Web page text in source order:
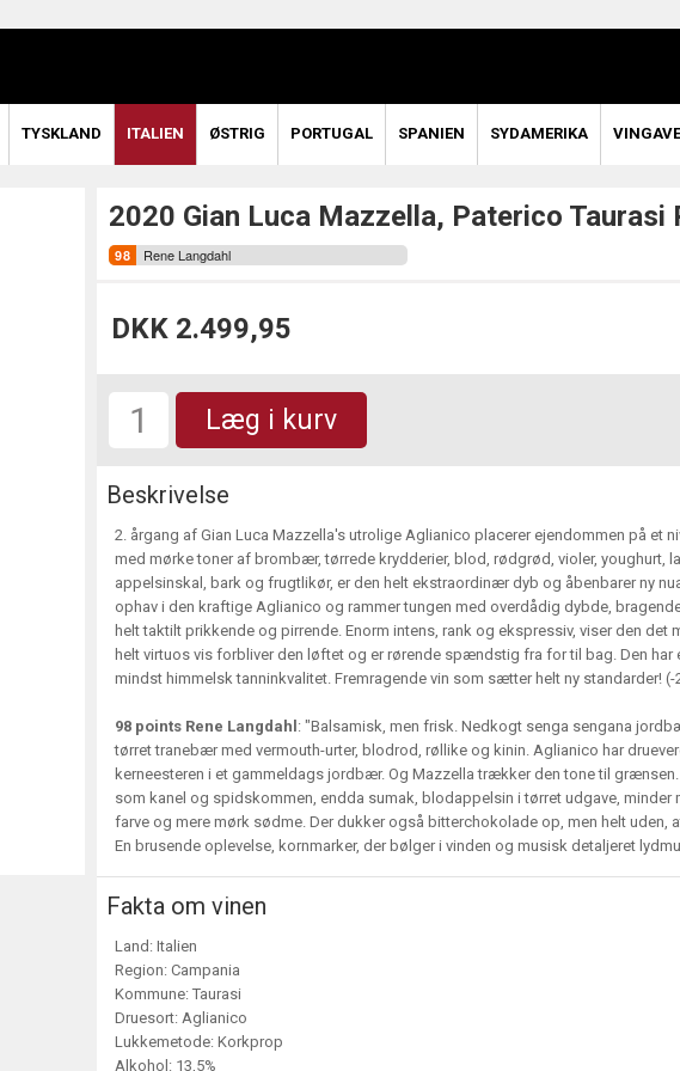
TYSKLAND ITALIEN ØSTRIG PORTUGAL SPANIEN SYDAMERIKA
2020 Gian Luca Mazzella, Paterico Taurasi
Rene Langdahl
DKK 2.499,95
Læg i kurv
Beskrivelse
2. årgang af Gian Luca Mazzella's utrolige Aglianico placerer ejendommen på et
med mørke toner af brombær, tørrede krydderier, blod, rødgrød, violer, youghurt,
appelsinskal, bark og frugtlikør, er den helt ekstraordinær dyb og åbenbarer ny
ophav i den kraftige Aglianico og rammer tungen med overdådig dybde,
helt taktilt prikkende og pirrende. Enorm intens, rank og ekspressiv, viser den det
helt virtuos vis forbliver den løftet og er rørende spændstig fra for til bag. Den
mindst himmelsk tanninkvalitet. Fremragende vin som sætter helt ny standarder!
98 points Rene Langdahl : "Balsamisk, men frisk. Nedkogt senga sengana
tørret tranebær med vermouth-urter, blodrod, røllike og kinin. Aglianico har
kerneesteren i et gammeldags jordbær. Og Mazzella trækker den tone til
som kanel og spidskommen, endda sumak, blodappelsin i tørret udgave,
farve og mere mørk sødme. Der dukker også bitterchokolade op, men helt uden,
En brusende oplevelse, kornmarker, der bølger i vinden og musisk detaljeret
Fakta om vinen
Land: Italien
Region: Campania
Kommune: Taurasi
Druesort: Aglianico
Lukkemetode: Korkprop
Alkohol: 13,5%